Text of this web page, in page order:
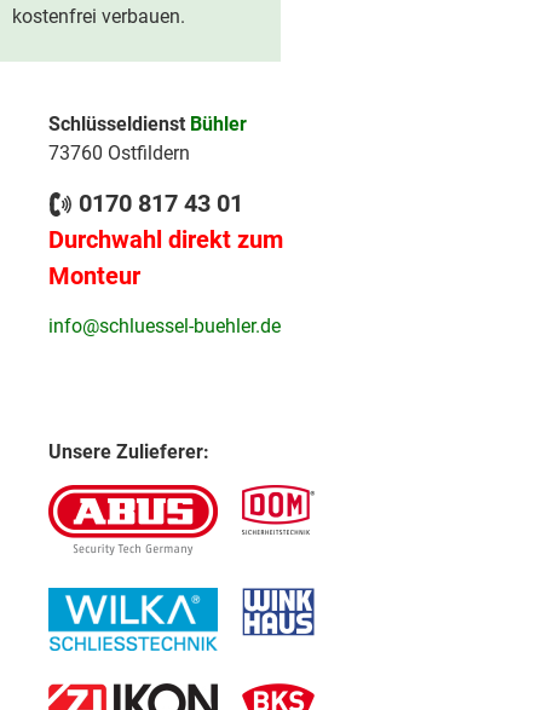
kostenfrei verbauen.
Schlüsseldienst Bühler
73760 Ostfildern
0170 817 43 01
Durchwahl direkt zum
Monteur
info@schluessel-buehler.de
Unsere Zulieferer: